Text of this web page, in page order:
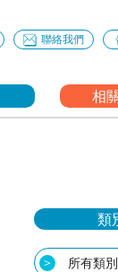
聯絡我們
相
類
所有類別